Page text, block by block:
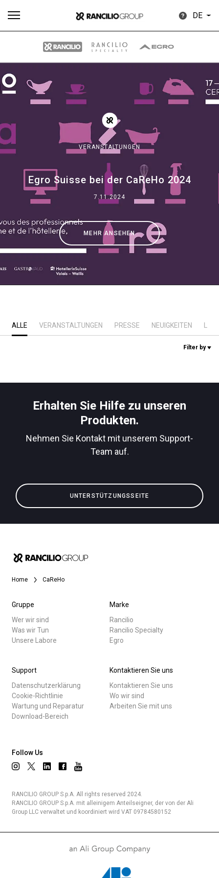
DE
VERANSTALTUNGEN
Egro Suisse bei der CaReHo 2024
7.11.2024
MEHR ANSEHEN
ALLE VERANSTALTUNGEN PRESSE NEUIGKEITEN
Filter by
Erhalten Sie Hilfe zu unseren
Produkten.
Nehmen Sie Kontakt mit unserem Support-
Team auf.
UNTERSTÜTZUNGSSEITE
Home CaReHo
Gruppe
Wer wir sind
Was wir Tun
Unsere Labore
Marke
Rancilio
Rancilio Specialty
Egro
Support
Datenschutzerklärung
Cookie-Richtlinie
Wartung und Reparatur
Download-Bereich
Kontaktieren Sie uns
Kontaktieren Sie uns
Wo wir sind
Arbeiten Sie mit uns
Follow Us
RANCILIO GROUP S.p.A. All rights reserved 2024.
RANCILIO GROUP S.p.A. mit alleinigem Anteilseigner, der von der Ali
Group LLC verwaltet und koordiniert wird VAT 09784580152
Mehr
Alle Produkte Herunterladen
Our brands
Gruppe
Nachrichten
Geschichte
Nachhaltigkeit
Kontaktieren Sie uns
Datenschutzerklärung